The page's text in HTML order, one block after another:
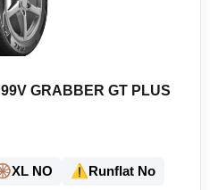
GRABBER GT PLUS
XL NO ⚠️ Runflat No